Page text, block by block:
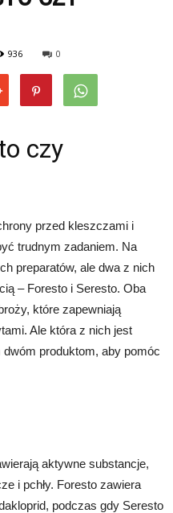
936 0
czy
przed kleszczami i
trudnym zadaniem. Na
preparatów, ale dwa z nich
– Foresto i Seresto. Oba
które zapewniają
Ale która z nich jest
produktom, aby pomóc
aktywne substancje,
i pchły. Foresto zawiera
podczas gdy Seresto